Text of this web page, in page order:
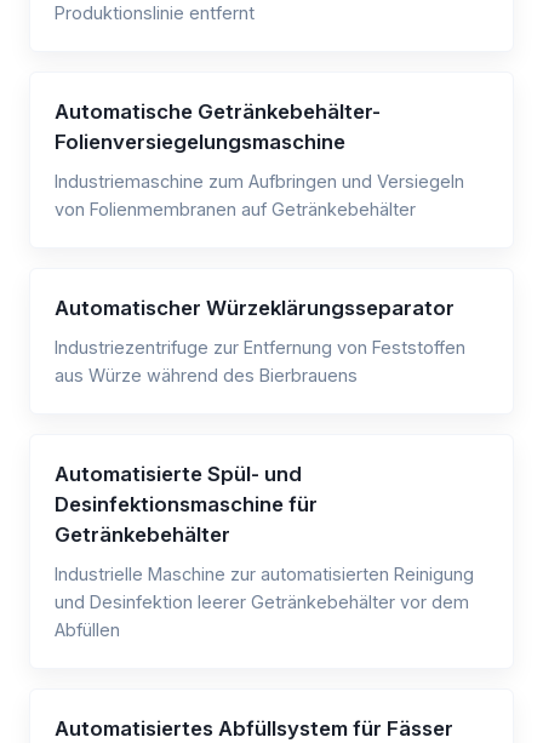
Produktionslinie entfernt
Automatische Getränkebehälter-
Folienversiegelungsmaschine
Industriemaschine zum Aufbringen und Versiegeln
von Folienmembranen auf Getränkebehälter
Automatischer Würzeklärungsseparator
Industriezentrifuge zur Entfernung von Feststoffen
aus Würze während des Bierbrauens
Automatisierte Spül- und
Desinfektionsmaschine für
Getränkebehälter
Industrielle Maschine zur automatisierten Reinigung
und Desinfektion leerer Getränkebehälter vor dem
Abfüllen
Automatisiertes Abfüllsystem für Fässer